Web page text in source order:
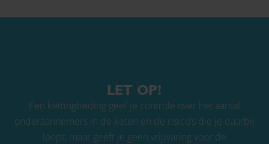
LET OP!
Een kettingbeding geef je controle over het aantal
onderaannemers in de keten en de risico’s die je daarbij
loopt, maar geeft je geen vrijwaring voor de